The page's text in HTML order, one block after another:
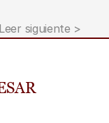
Leer siguiente >